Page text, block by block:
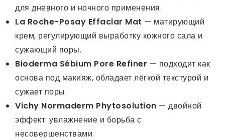
для дневного и ночного применения.
La Roche-Posay Effaclar Mat — матирующий
крем, регулирующий выработку кожного сала и
сужающий поры.
Bioderma Sébium Pore Refiner — подходит как
основа под макияж, обладает лёгкой текстурой и
сужает поры.
Vichy Normaderm Phytosolution — двойной
эффект: увлажнение и борьба с
несовершенствами.